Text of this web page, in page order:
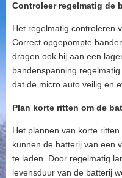
Controleer regelmatig de
Het regelmatig controleren
Correct opgepompte
dragen ook bij aan een
bandenspanning
dat de micro auto veilig en
Plan korte ritten om de
Het plannen van korte
kunnen de batterij van een
te laden. Door regelmatig
levensduur van de batterij